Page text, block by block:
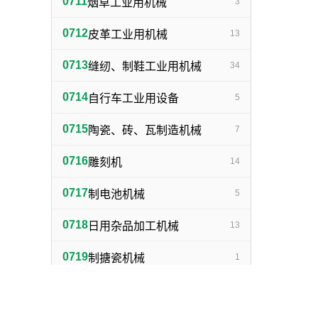
烟草工业用机械
0712皮革工业用机械 13
0713缝纫、制鞋工业用机械 34
0714自行车工业用设备 5
0715陶瓷、砖、瓦制造机械 7
0716雕刻机 14
0717制电池机械 5
0718 日用杂品加工机械 13
0719制搪瓷机械 1